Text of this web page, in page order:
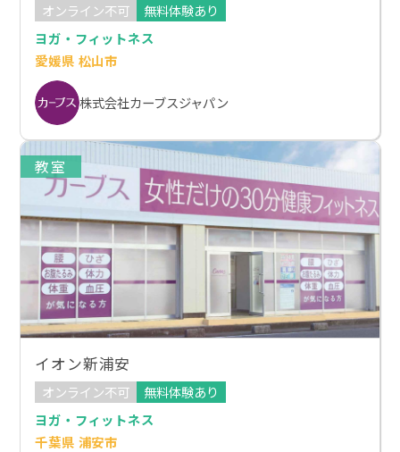
オンライン不可
無料体験あり
ヨガ・フィットネス
愛媛県 松山市
株式会社カーブスジャパン
教室
イオン新浦安
オンライン不可
無料体験あり
ヨガ・フィットネス
千葉県 浦安市